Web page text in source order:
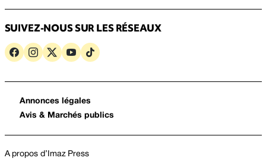
SUIVEZ-NOUS SUR LES RÉSEAUX
Annonces légales
Avis & Marchés publics
A propos d’Imaz Press